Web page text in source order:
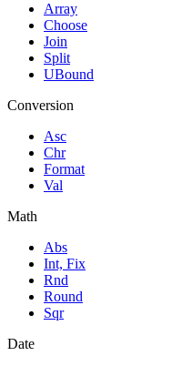
Array
Choose
Join
Split
UBound
Conversion
Asc
Chr
Format
Val
Math
Abs
Int, Fix
Rnd
Round
Sqr
Date